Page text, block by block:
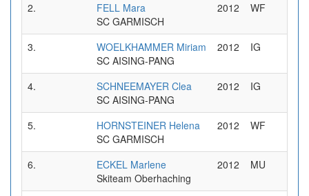
2.
FELL Mara
SC GARMISCH
2012 WF
3.
WOELKHAMMER Miriam
SC AISING-PANG
2012 IG
4.
SCHNEEMAYER Clea
SC AISING-PANG
2012 IG
5.
HORNSTEINER Helena
SC GARMISCH
2012 WF
6.
ECKEL Marlene
Skiteam Oberhaching
2012 MU